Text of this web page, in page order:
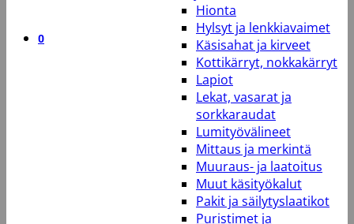
0
Hionta
Hylsyt ja lenkkiavaimet
Käsisahat ja kirveet
Kottikärryt, nokkakärryt
Lapiot
Lekat, vasarat ja
sorkkaraudat
Lumityövälineet
Mittaus ja merkintä
Muuraus- ja laatoitus
Muut käsityökalut
Pakit ja säilytyslaatikot
Puristimet ja